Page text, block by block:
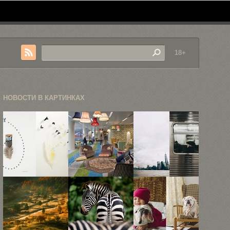
18+
НОВОСТИ В КАРТИНКАХ
«Пуховые
чудеса»
Криса
Мейнарда
5
невероятных
офисов
Google
Небольшая
прогулка по
улицам Нью-
Йорка